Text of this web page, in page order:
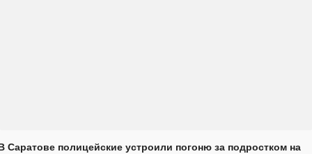
Саратове полицейские устроили погоню за подростком на